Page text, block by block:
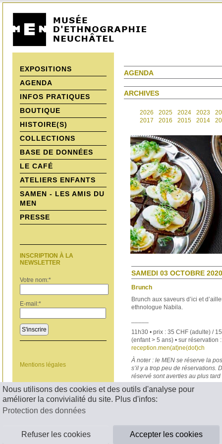
Nous utilisons des cookies et des outils d'analyse pour
améliorer la convivialité du site. Plus d'infos:
Protection des données
Refuser les cookies Accepter les cookies
EXPOSITIONS
AGENDA
INFOS PRATIQUES
BOUTIQUE
HISTOIRE(S)
COLLECTIONS
BASE DE DONNÉES
LE CAFÉ
ATELIERS ENFANTS
SAMEN - LES AMIS DU
MEN
PRESSE
INSCRIPTION À LA
NEWSLETTER
Votre nom:*
E-mail:*
S'inscrire
Mentions légales
AGENDA
ARCHIVES
2026 2025 2024 2023
2017
2016 2015 2014
SAMEDI 03 OCTOBRE
Brunch
Brunch aux saveurs d’ici et
ethnologue Nabila.
11h30 • prix : 35 CHF (adulte) /
(enfant > 5 ans) • sur réservation
reception.men(at)ne(dot)ch
À noter : le MEN se réserve la
s’il y a trop peu de réservations.
réservé sont averties au plus tard
< RETOUR